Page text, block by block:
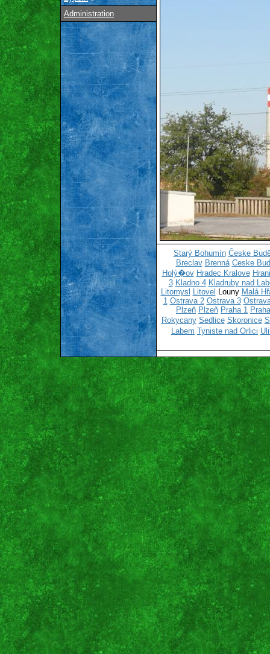
Administration
Starý Bohumín Česke
Breclav Brenná Ceske
Holý�ov Hradec Kralove
3 Kladno 4 Kladruby nad
Litomysl
Litovel Louny Malá
1 Ostrava 2 Ostrava 3
Plzeň Plzeň Praha 1
Rokycany Sedlice Skoronice
Labem Tyniste nad Orlici